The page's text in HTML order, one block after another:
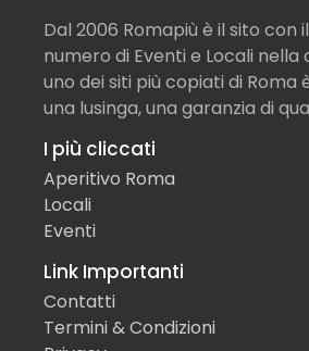
Dal 2006 Romapiù è il sito con
numero di Eventi e Locali nella
uno dei siti più copiati di Roma
una lusinga, una garanzia di
I più cliccati
Aperitivo Roma
Locali
Eventi
Link Importanti
Contatti
Termini & Condizioni